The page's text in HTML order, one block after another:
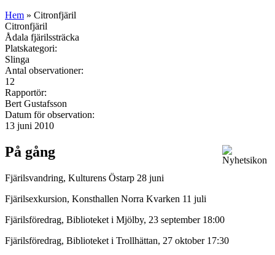
Hem » Citronfjäril
Citronfjäril
Ådala fjärilssträcka
Platskategori:
Slinga
Antal observationer:
12
Rapportör:
Bert Gustafsson
Datum för observation:
13 juni 2010
På gång
Fjärilsvandring, Kulturens Östarp 28 juni
Fjärilsexkursion, Konsthallen Norra Kvarken 11 juli
Fjärilsföredrag, Biblioteket i Mjölby, 23 september 18:00
Fjärilsföredrag, Biblioteket i Trollhättan, 27 oktober 17:30